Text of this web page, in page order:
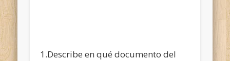
1.Describe en qué documento del